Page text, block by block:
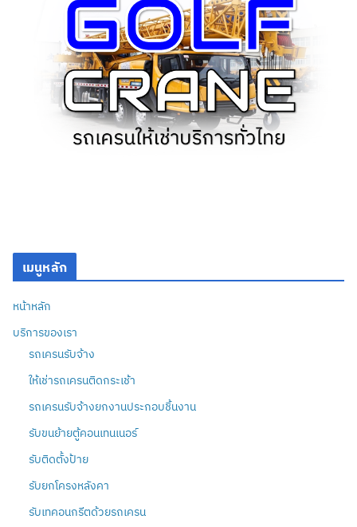
เมนูหลัก
หน้าหลัก
บริการของเรา
รถเครนรับจ้าง
ให้เช่ารถเครนติดกระเช้า
รถเครนรับจ้างยกงานประกอบชิ้นงาน
รับขนย้ายตู้คอนเทนเนอร์
รับติดตั้งป้าย
รับยกโครงหลังคา
รับเทคอนกรีตด้วยรถเครน